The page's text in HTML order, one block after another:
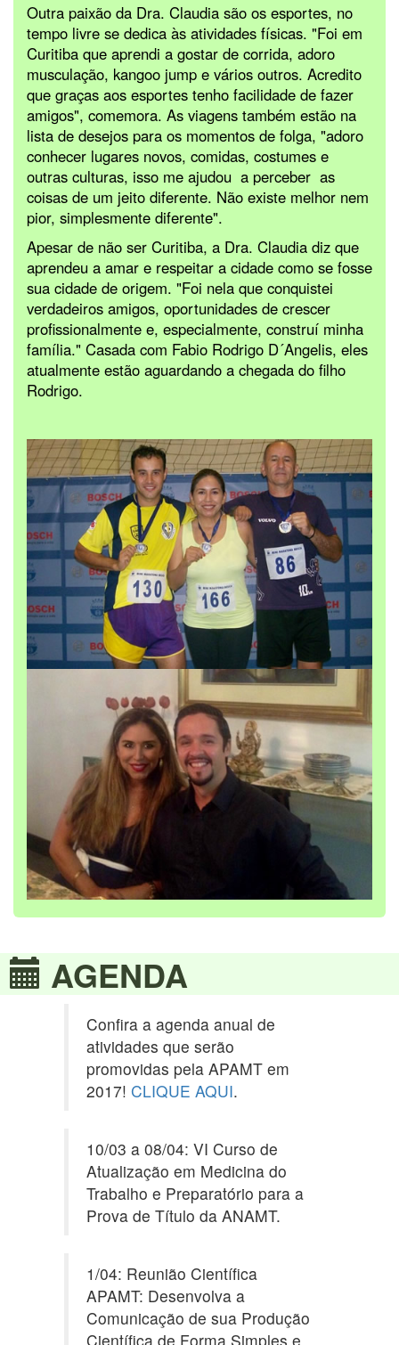
Outra paixão da Dra. Claudia são os esportes, no
tempo livre se dedica às atividades físicas. "Foi em
Curitiba que aprendi a gostar de corrida, adoro
musculação, kangoo jump e vários outros. Acredito
que graças aos esportes tenho facilidade de fazer
amigos", comemora. As viagens também estão na
lista de desejos para os momentos de folga, "adoro
conhecer lugares novos, comidas, costumes e
outras culturas, isso me ajudou a perceber as
coisas de um jeito diferente. Não existe melhor nem
pior, simplesmente diferente".
Apesar de não ser Curitiba, a Dra. Claudia diz que
aprendeu a amar e respeitar a cidade como se fosse
sua cidade de origem. "Foi nela que conquistei
verdadeiros amigos, oportunidades de crescer
profissionalmente e, especialmente, construí minha
família." Casada com Fabio Rodrigo D´Angelis, eles
atualmente estão aguardando a chegada do filho
Rodrigo.
AGENDA
Confira a agenda anual de
atividades que serão
promovidas pela APAMT em
2017! CLIQUE AQUI.
10/03 a 08/04: VI Curso de
Atualização em Medicina do
Trabalho e Preparatório para a
Prova de Título da ANAMT.
1/04: Reunião Científica
APAMT: Desenvolva a
Comunicação de sua Produção
Científica de Forma Simples e